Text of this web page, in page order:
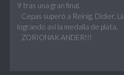
9 tras una gran final.
Cepas superó a Reinig, Didier,
logrando así la medalla de plata.
ZORIONAK ANDER!!!